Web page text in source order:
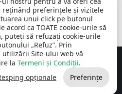
Toate drepturile rezervate
Relații Publice SRL
reținând preferințele și vizitele
unui click pe butonul
acord ca TOATE cookie-urile să
puteți să refuzați cookie-urile
„Refuz”. Prin
Site-ului web vă
la Termeni și Condiții.
opționale Preferințe